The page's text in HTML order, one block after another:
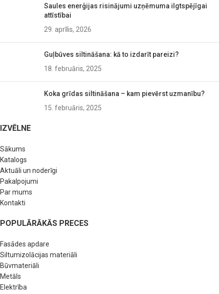
Saules enerģijas risinājumi uzņēmuma ilgtspējīgai
attīstībai
29. aprīlis, 2026
Guļbūves siltināšana: kā to izdarīt pareizi?
18. februāris, 2025
Koka grīdas siltināšana – kam pievērst uzmanību?
15. februāris, 2025
IZVĒLNE
Sākums
Katalogs
Aktuāli un noderīgi
Pakalpojumi
Par mums
Kontakti
POPULĀRĀKĀS PRECES
Fasādes apdare
Siltumizolācijas materiāli
Būvmateriāli
Metāls
Elektrība